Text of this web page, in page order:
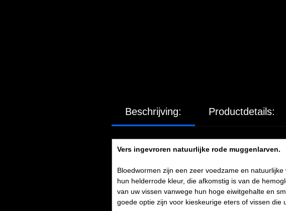
Beschrijving: Productdetails:
Vers ingevroren natuurlijke rode muggenlarven.
Bloedwormen zijn een zeer voedzame en
hun helderrode kleur, die afkomstig is van de
van uw vissen vanwege hun hoge eiwitgehalte en
goede optie zijn voor kieskeurige eters of vissen die